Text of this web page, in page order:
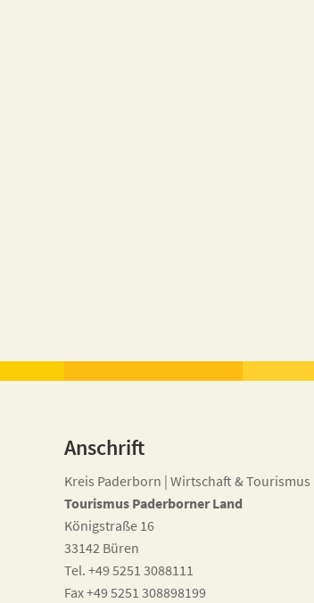
Anschrift
Kreis Paderborn | Wirtschaft & Tourismus
Tourismus Paderborner Land
Königstraße 16
33142 Büren
Tel. +49 5251 3088111
Fax +49 5251 308898199